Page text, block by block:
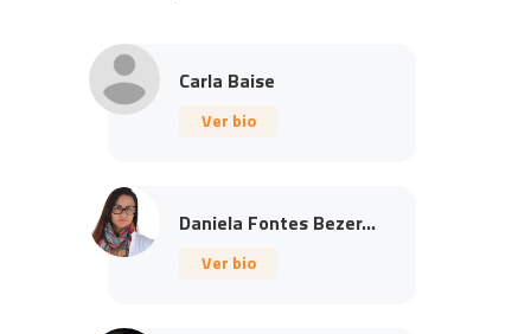
Carla Baise
Ver bio
Daniela Fontes Bezer...
Ver bio